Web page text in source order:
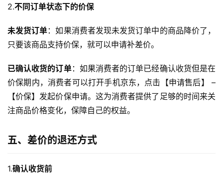
2.不同订单状态下的价保
未发货订单：如果消费者发现未发货订单中的商品降价了，
只要该商品支持价保，就可以申请补差价。
已确认收货的订单：如果消费者的订单已经确认收货但是在
价保期内，消费者可以打开手机京东，点击【申请售后】 –
【价保】发起价保申请。这为消费者提供了足够的时间来关
注商品价格变化，保障自己的权益。
五、差价的退还方式
1.确认收货前